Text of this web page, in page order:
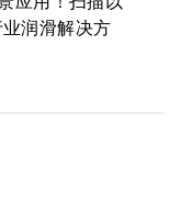
润滑解决方